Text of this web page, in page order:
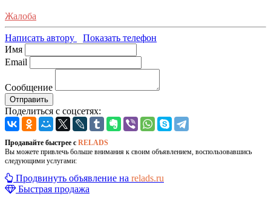
Жалоба
Написать автору
Показать телефон
Имя
Email
Сообщение
Отправить
Поделиться с соцсетях:
Продавайте быстрее с RELADS
Вы можете привлечь больше внимания к своим объявлением, воспользовавшись
следующими услугами:
Продвинуть объявление на relads.ru
Быстрая продажа